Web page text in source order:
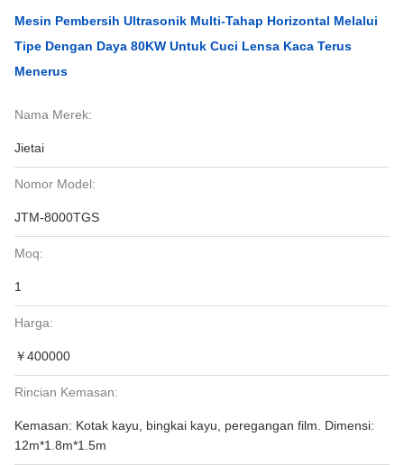
Mesin Pembersih Ultrasonik Multi-Tahap Horizontal Melalui
Tipe Dengan Daya 80KW Untuk Cuci Lensa Kaca Terus
Menerus
Nama Merek:
Jietai
Nomor Model:
JTM-8000TGS
Moq:
1
Harga:
￥400000
Rincian Kemasan:
Kemasan: Kotak kayu, bingkai kayu, peregangan film. Dimensi:
12m*1.8m*1.5m